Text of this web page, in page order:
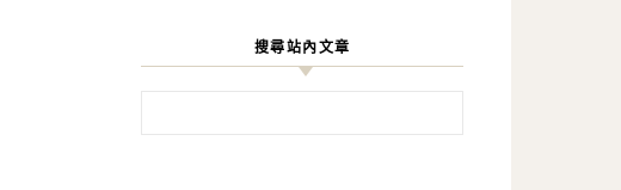
搜尋站內文章